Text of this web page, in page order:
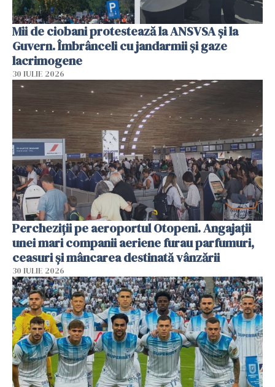
Mii de ciobani protestează la ANSVSA și la
Guvern. Îmbrânceli cu jandarmii și gaze
lacrimogene
30 IULIE 2026
Percheziții pe aeroportul Otopeni. Angajații
unei mari companii aeriene furau parfumuri,
ceasuri și mâncarea destinată vânzării
30 IULIE 2026